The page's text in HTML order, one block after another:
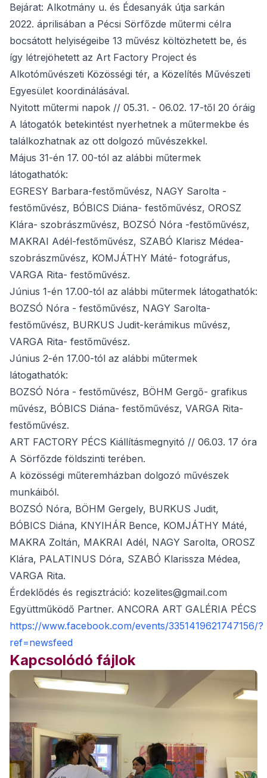
Bejárat: Alkotmány u. és Édesanyák útja sarkán
2022. áprilisában a Pécsi Sörfőzde műtermi célra
bocsátott helyiségeibe 13 művész költözhetett be, és
így létrejöhetett az Art Factory Project és
Alkotóművészeti Közösségi tér, a Közelítés Művészeti
Egyesület koordinálásával.
Nyitott műtermi napok // 05.31. - 06.02. 17-től 20 óráig
A látogatók betekintést nyerhetnek a műtermekbe és
találkozhatnak az ott dolgozó művészekkel.
Május 31-én 17. 00-tól az alábbi műtermek
látogathatók:
EGRESY Barbara-festőművész, NAGY Sarolta -
festőművész, BÓBICS Diána- festőművész, OROSZ
Klára- szobrászművész, BOZSÓ Nóra -festőművész,
MAKRAI Adél-festőművész, SZABÓ Klarisz Médea-
szobrászművész, KOMJÁTHY Máté- fotográfus,
VARGA Rita- festőművész.
Június 1-én 17.00-tól az alábbi műtermek látogathatók:
BOZSÓ Nóra - festőművész, NAGY Sarolta-
festőművész, BURKUS Judit-kerámikus művész,
VARGA Rita- festőművész.
Június 2-én 17.00-tól az alábbi műtermek
látogathatók:
BOZSÓ Nóra - festőművész, BÖHM Gergő- grafikus
művész, BÓBICS Diána- festőművész, VARGA Rita-
festőművész.
ART FACTORY PÉCS Kiállításmegnyitó // 06.03. 17 óra
A Sörfőzde földszinti terében.
A közösségi műteremházban dolgozó művészek
munkáiból.
BOZSÓ Nóra, BÖHM Gergely, BURKUS Judit,
BÓBICS Diána, KNYIHÁR Bence, KOMJÁTHY Máté,
MAKRA Zoltán, MAKRAI Adél, NAGY Sarolta, OROSZ
Klára, PALATINUS Dóra, SZABÓ Klarissza Médea,
VARGA Rita.
Érdeklődés és regisztráció: kozelites@gmail.com
Együttműködő Partner. ANCORA ART GALÉRIA PÉCS
https://www.facebook.com/events/3351419621747156/?
ref=newsfeed
Kapcsolódó fájlok